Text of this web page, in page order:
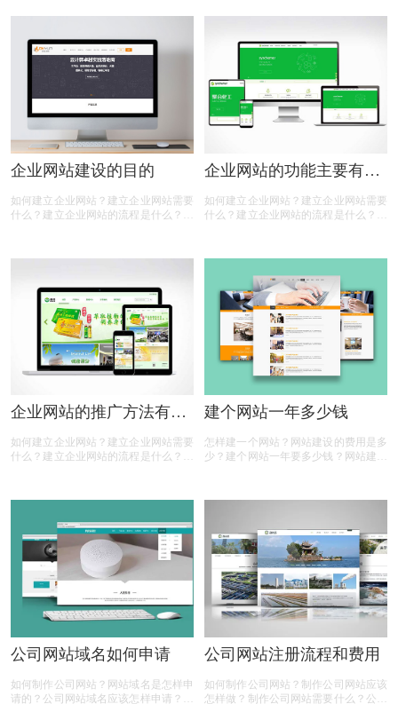
企业网站建设的目的
如何建立企业网站？建立企业网站需要
什么？建立企业网站的流程是什么？建
疑问，那么下面有商标设计注册小文整
企业网站的功能主要有哪
如何建立企业网站？建立企业网站需要
什么？建立企业网站的流程是什么？建
些？相信很多人都有以上的疑问，那么
容，一起来看看：
企业网站的推广方法有哪
如何建立企业网站？建立企业网站需要
什么？建立企业网站的流程是什么？建
哪些？相信很多人都有以上的疑问，那
内容，一起来看看：
建个网站一年多少钱
怎样建一个网站？网站建设的费用是多
少？建个网站一年要多少钱？网站建设
下面有商标设计注册小文整理的一些内
公司网站域名如何申请
如何制作公司网站？网站域名是怎样申
请的？公司网站域名应该怎样申请？申
公司网站注册流程和费用
如何制作公司网站？制作公司网站应该
怎样做？制作公司网站需要什么？公司